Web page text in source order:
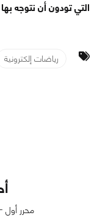
التي تودون أن نتوجه
رياضات إلكترونية
محرر أول